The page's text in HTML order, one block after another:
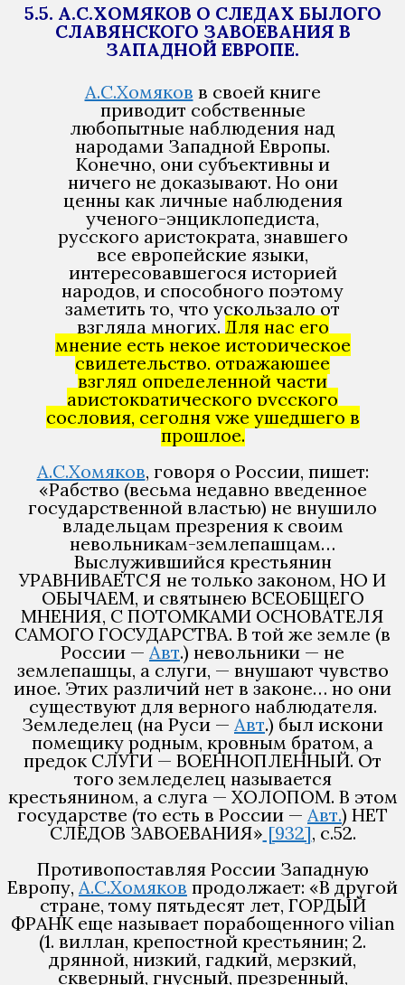
5.5. А.С.ХОМЯКОВ О СЛЕДАХ БЫЛОГО
СЛАВЯНСКОГО ЗАВОЕВАНИЯ В
ЗАПАДНОЙ ЕВРОПЕ.
А.С.Хомяков в своей книге
приводит собственные
любопытные наблюдения над
народами Западной Европы.
Конечно, они субъективны и
ничего не доказывают. Но они
ценны как личные наблюдения
ученого-энциклопедиста,
русского аристократа, знавшего
все европейские языки,
интересовавшегося историей
народов, и способного поэтому
заметить то, что ускользало от
взгляда многих. Для нас его
мнение есть некое историческое
свидетельство, отражающее
взгляд определенной части
аристократического русского
сословия, сегодня уже ушедшего в
прошлое.
А.С.Хомяков, говоря о России, пишет:
«Рабство (весьма недавно введенное
государственной властью) не внушило
владельцам презрения к своим
невольникам-землепашцам…
Выслужившийся крестьянин
УРАВНИВАЕТСЯ не только законом, НО И
ОБЫЧАЕМ, и святынею ВСЕОБЩЕГО
МНЕНИЯ, С ПОТОМКАМИ ОСНОВАТЕЛЯ
САМОГО ГОСУДАРСТВА. В той же земле (в
России —Авт.) невольники — не
землепашцы, а слуги, — внушают чувство
иное. Этих различий нет в законе… но они
существуют для верного наблюдателя.
Земледелец (на Руси — Авт.) был искони
помещику родным, кровным братом, а
предок СЛУГИ — ВОЕННОПЛЕННЫЙ. От
того земледелец называется
крестьянином, а слуга — ХОЛОПОМ. В этом
государстве (то есть в России — Авт.) НЕТ
СЛЕДОВ ЗАВОЕВАНИЯ» [932], с.52.
Противопоставляя России Западную
Европу, А.С.Хомяков продолжает: «В другой
стране, тому пятьдесят лет, ГОРДЫЙ
ФРАНК еще называет порабощенного vilian
(1. виллан, крепостной крестьянин; 2.
дрянной, низкий, гадкий, мерзкий,
скверный, гнусный, презренный,